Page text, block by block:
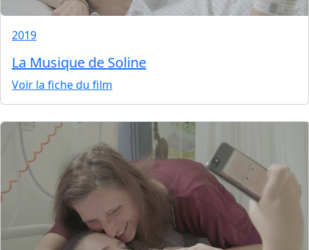
2019
La Musique de Soline
Voir la fiche du film